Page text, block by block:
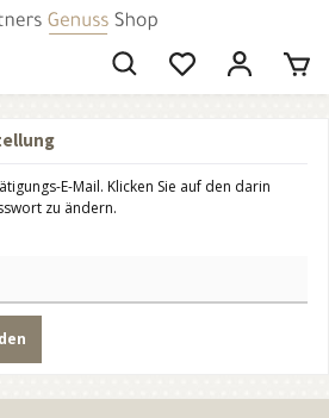
E-Mail. Klicken Sie auf den darin
zu ändern.